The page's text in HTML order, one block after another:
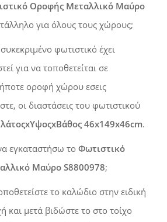
Οροφής Μεταλλικό Μαύρο
για όλους τους χώρους;
φωτιστικό έχει
για να τοποθετείται σε
οροφή χώρου εσεις
οι διαστάσεις του φωτιστικού
46x149x46cm.
εγκαταστήσω το Φωτιστικό
Μαύρο S8800978;
το καλώδιο στην ειδική
και μετά βιδώστε το στο τοίχο